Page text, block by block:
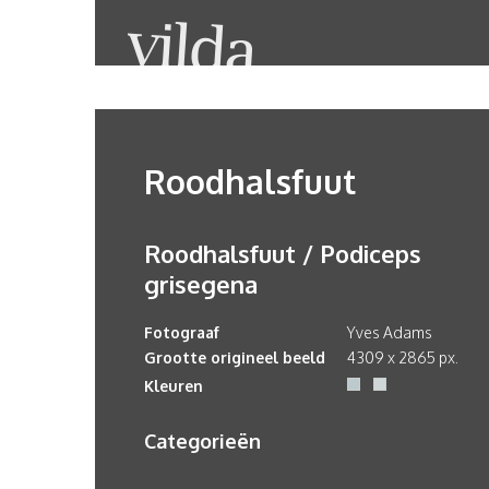
Roodhalsfuut
Roodhalsfuut / Podiceps
grisegena
Fotograaf
Yves Adams
Grootte origineel beeld
4309 x 2865 px.
Kleuren
Categorieën